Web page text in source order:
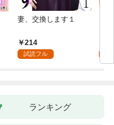
妻、交換します１
214
試読フル
な
ランキング